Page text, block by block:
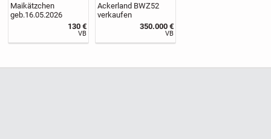
Maikätzchen
geb.16.05.2026
130 €
VB
Ackerland BWZ52
verkaufen
350.000 €
VB